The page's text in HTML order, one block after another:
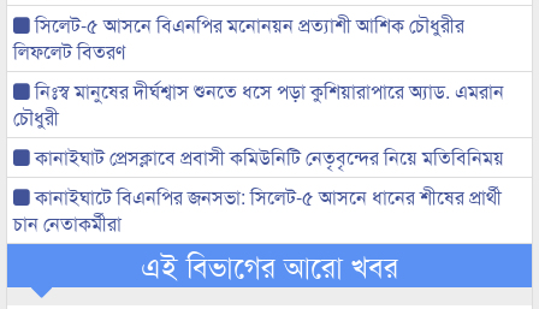
সিলেট-৫ আসনে বিএনপির মনোনয়ন প্রত্যাশী আশিক চৌধুরীর
লিফলেট বিতরণ
নিঃস্ব মানুষের দীর্ঘশ্বাস শুনতে ধসে পড়া কুশিয়ারাপারে অ্যাড. এমরান
চৌধুরী
কানাইঘাট প্রেসক্লাবে প্রবাসী কমিউনিটি নেতৃবৃন্দের নিয়ে মতিবিনিময়
কানাইঘাটে বিএনপির জনসভা: সিলেট-৫ আসনে ধানের শীষের প্রার্থী
চান নেতাকর্মীরা
এই বিভাগের আরো খবর